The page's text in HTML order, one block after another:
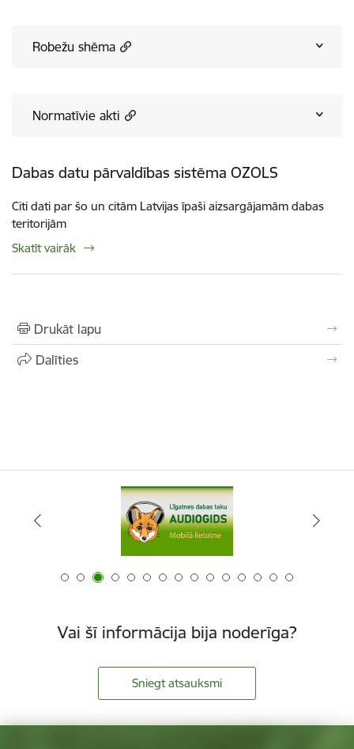
Robežu shēma
Normatīvie akti
Dabas datu pārvaldības sistēma OZOLS
Citi dati par šo un citām Latvijas īpaši aizsargājamām dabas
teritorijām
Skatīt vairāk
Drukāt lapu
Dalīties
Vai šī informācija bija noderīga?
Sniegt atsauksmi